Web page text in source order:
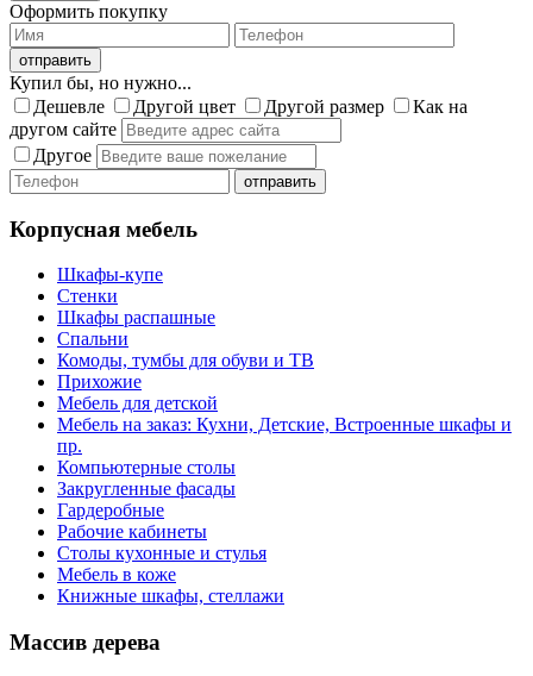
Оформить покупку
Купил бы, но нужно...
Дешевле
Другой цвет Другой размер
Как на
другом сайте
Другое
Корпусная мебель
Шкафы-купе
Стенки
Шкафы распашные
Спальни
Комоды, тумбы для обуви и ТВ
Прихожие
Мебель для детской
Мебель на заказ: Кухни, Детские, Встроенные шкафы и
пр.
Компьютерные столы
Закругленные фасады
Гардеробные
Рабочие кабинеты
Столы кухонные и стулья
Мебель в коже
Книжные шкафы, стеллажи
Массив дерева